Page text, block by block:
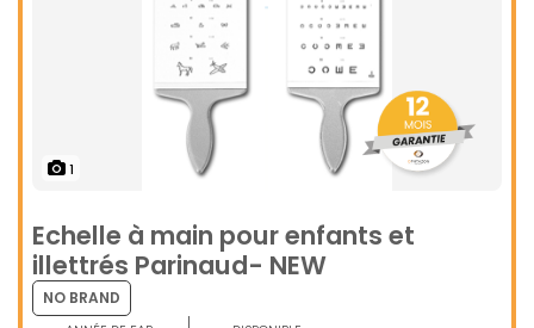
1
Echelle à main pour enfants et
illettrés Parinaud- NEW
NO BRAND